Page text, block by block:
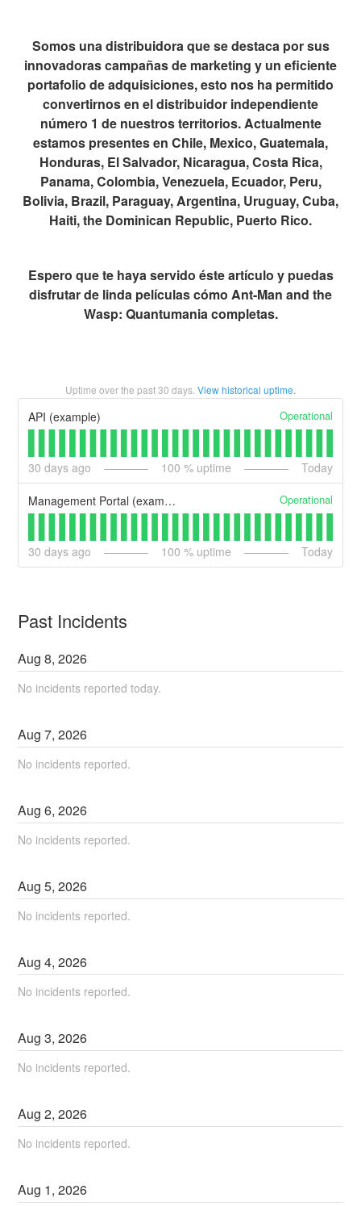
Somos una distribuidora que se destaca por sus
innovadoras campañas de marketing y un eficiente
portafolio de adquisiciones, esto nos ha permitido
convertirnos en el distribuidor independiente
número 1 de nuestros territorios. Actualmente
estamos presentes en Chile, Mexico, Guatemala,
Honduras, El Salvador, Nicaragua, Costa Rica,
Panama, Colombia, Venezuela, Ecuador, Peru,
Bolivia, Brazil, Paraguay, Argentina, Uruguay, Cuba,
Haiti, the Dominican Republic, Puerto Rico.
Espero que te haya servido éste artículo y puedas
disfrutar de linda películas cómo Ant-Man and the
Wasp: Quantumania completas.
Uptime over the past30 days. View historical uptime.
API (example) Operational
30 days ago 100 % uptime Today
Management Portal (example) Operational
30 days ago 100 % uptime Today
Past Incidents
Aug8,2026
No incidents reported today.
Aug7,2026
No incidents reported.
Aug6,2026
No incidents reported.
Aug5,2026
No incidents reported.
Aug4,2026
No incidents reported.
Aug3,2026
No incidents reported.
Aug2,2026
No incidents reported.
Aug 1,2026